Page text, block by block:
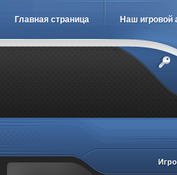
Главная страница Наш игровой